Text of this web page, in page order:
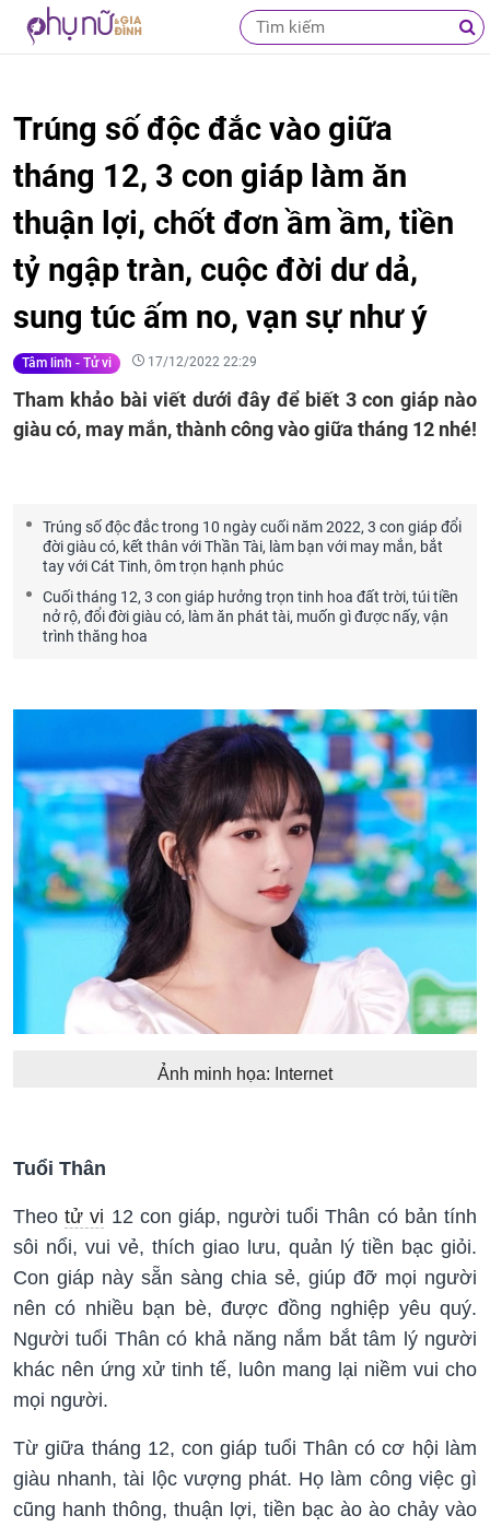
Trúng số độc đắc vào giữa
tháng 12, 3 con giáp làm ăn
thuận lợi, chốt đơn ầm ầm, tiền
tỷ ngập tràn, cuộc đời dư dả,
sung túc ấm no, vạn sự như ý
Tâm linh - Tử vi 17/12/2022 22:29
Tham khảo bài viết dưới đây để biết 3 con giáp nào
giàu có, may mắn, thành công vào giữa tháng 12 nhé!
Trúng số độc đắc trong 10 ngày cuối năm 2022, 3 con giáp đổi
đời giàu có, kết thân với Thần Tài, làm bạn với may mắn, bắt
tay với Cát Tinh, ôm trọn hạnh phúc
Cuối tháng 12, 3 con giáp hưởng trọn tinh hoa đất trời, túi tiền
nở rộ, đổi đời giàu có, làm ăn phát tài, muốn gì được nấy, vận
trình thăng hoa
Ảnh minh họa: Internet
Tuổi Thân
Theotử vi 12 con giáp, người tuổi Thân có bản tính
sôi nổi, vui vẻ, thích giao lưu, quản lý tiền bạc giỏi.
Con giáp này sẵn sàng chia sẻ, giúp đỡ mọi người
nên có nhiều bạn bè, được đồng nghiệp yêu quý.
Người tuổi Thân có khả năng nắm bắt tâm lý người
khác nên ứng xử tinh tế, luôn mang lại niềm vui cho
mọi người.
Từ giữa tháng 12, con giáp tuổi Thân có cơ hội làm
giàu nhanh, tài lộc vượng phát. Họ làm công việc gì
cũng hanh thông, thuận lợi, tiền bạc ào ào chảy vào